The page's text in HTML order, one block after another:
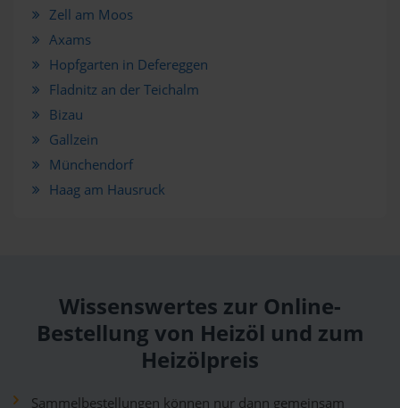
Zell am Moos
Axams
Hopfgarten in Defereggen
Fladnitz an der Teichalm
Bizau
Gallzein
Münchendorf
Haag am Hausruck
Wissenswertes zur Online-
Bestellung von Heizöl und zum
Heizölpreis
Sammelbestellungen können nur dann gemeinsam